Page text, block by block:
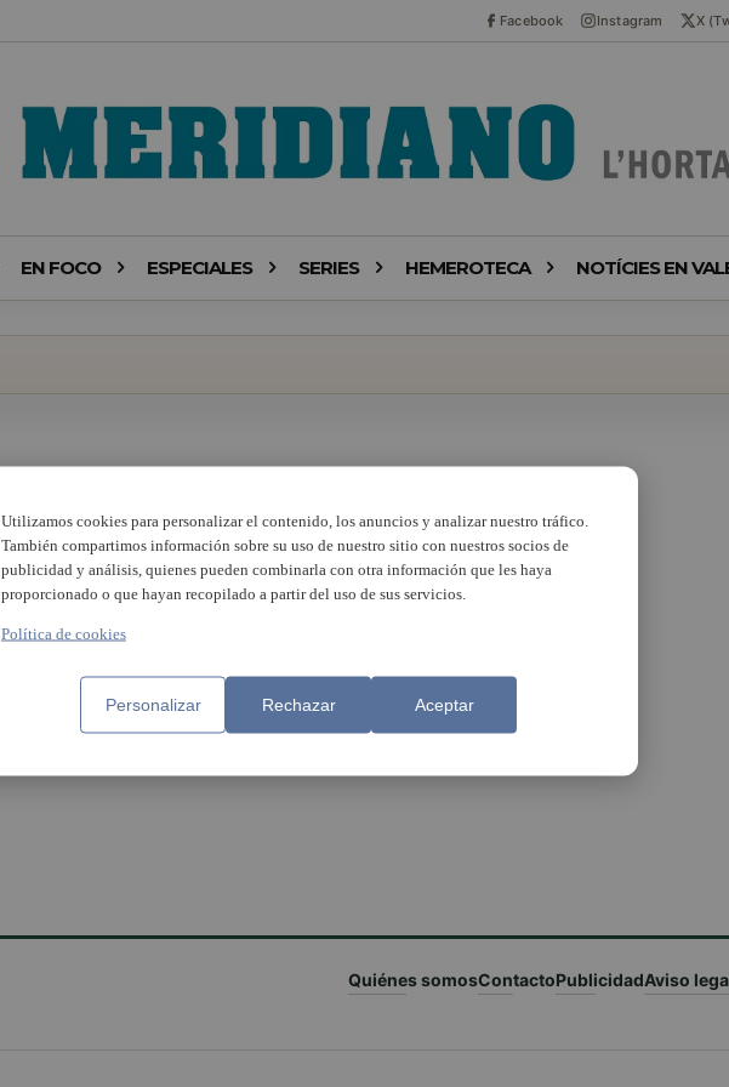
Facebook Instagram X
EN FOCO ESPECIALES SERIES HEMEROTECA NOTÍCIES EN
Quiénes somosContactoPublicidadAviso
Utilizamos cookies para personalizar el contenido, los anuncios y analizar nuestro tráfico.
También compartimos información sobre su uso de nuestro sitio con nuestros socios de
publicidad y análisis, quienes pueden combinarla con otra información que les haya
proporcionado o que hayan recopilado a partir del uso de sus servicios.
Política de cookies
Personalizar Rechazar Aceptar